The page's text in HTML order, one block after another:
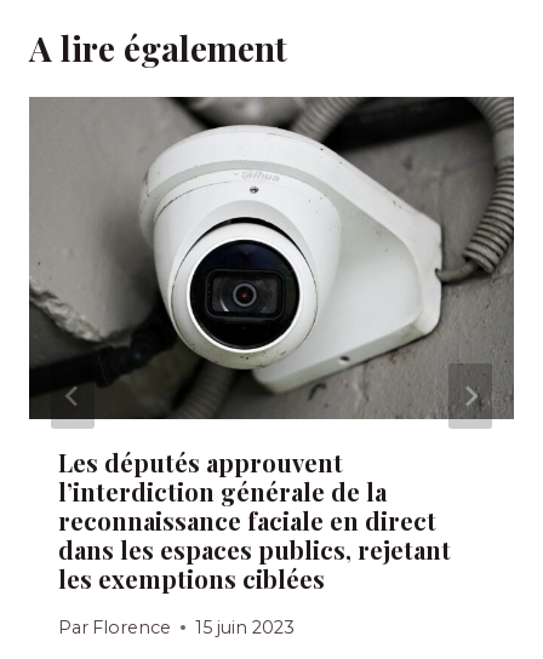
A lire également
Les députés approuvent
l’interdiction générale de la
reconnaissance faciale en direct
dans les espaces publics, rejetant
les exemptions ciblées
Par Florence 15 juin 2023